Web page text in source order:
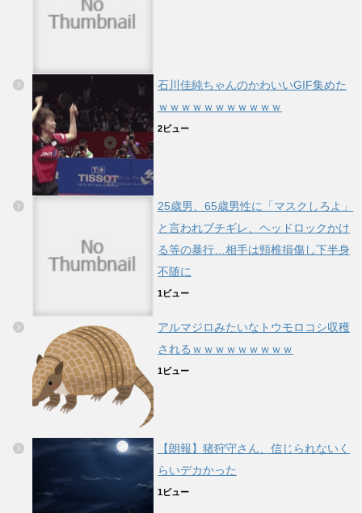
石川佳純ちゃんのかわいいGIF集めた
ｗｗｗｗｗｗｗｗｗｗｗ
2ビュー
25歳男、65歳男性に「マスクしろよ」
と言われブチギレ、ヘッドロックかけ
る等の暴行…相手は頸椎損傷し下半身
不随に
1ビュー
アルマジロみたいなトウモロコシ収穫
されるｗｗｗｗｗｗｗｗｗ
1ビュー
【朗報】猪狩守さん、信じられないく
らいデカかった
1ビュー